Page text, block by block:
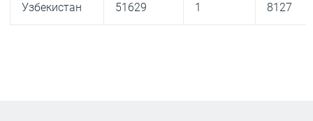
Узбекистан 51629 1 8127